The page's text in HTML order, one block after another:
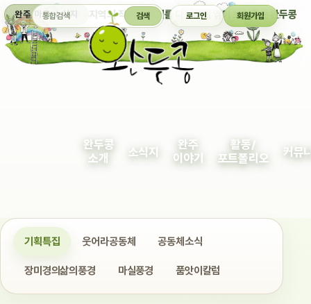
완주 마을 소식지 지역의 작은 이야기를 다정하게 엮어 보여주는 완두콩
통합검색 검색 로그인 회원가입
완두콩
소개
소식지
완주
이야기
활동/
포트폴리오
커뮤
기획특집 웃어라공동체 공동체소식
장미경의삶의풍경 마실풍경 품앗이칼럼